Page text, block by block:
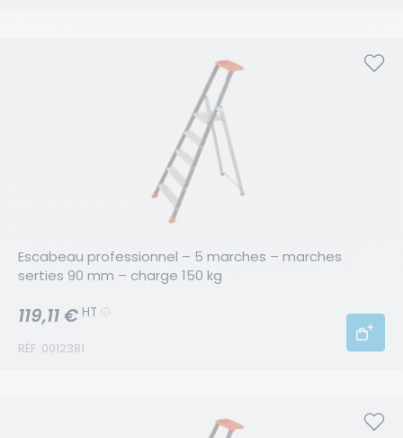
Escabeau professionnel – 5 marches – marches
serties 90 mm – charge 150 kg
RÉF. 0012381
119,11 € HT